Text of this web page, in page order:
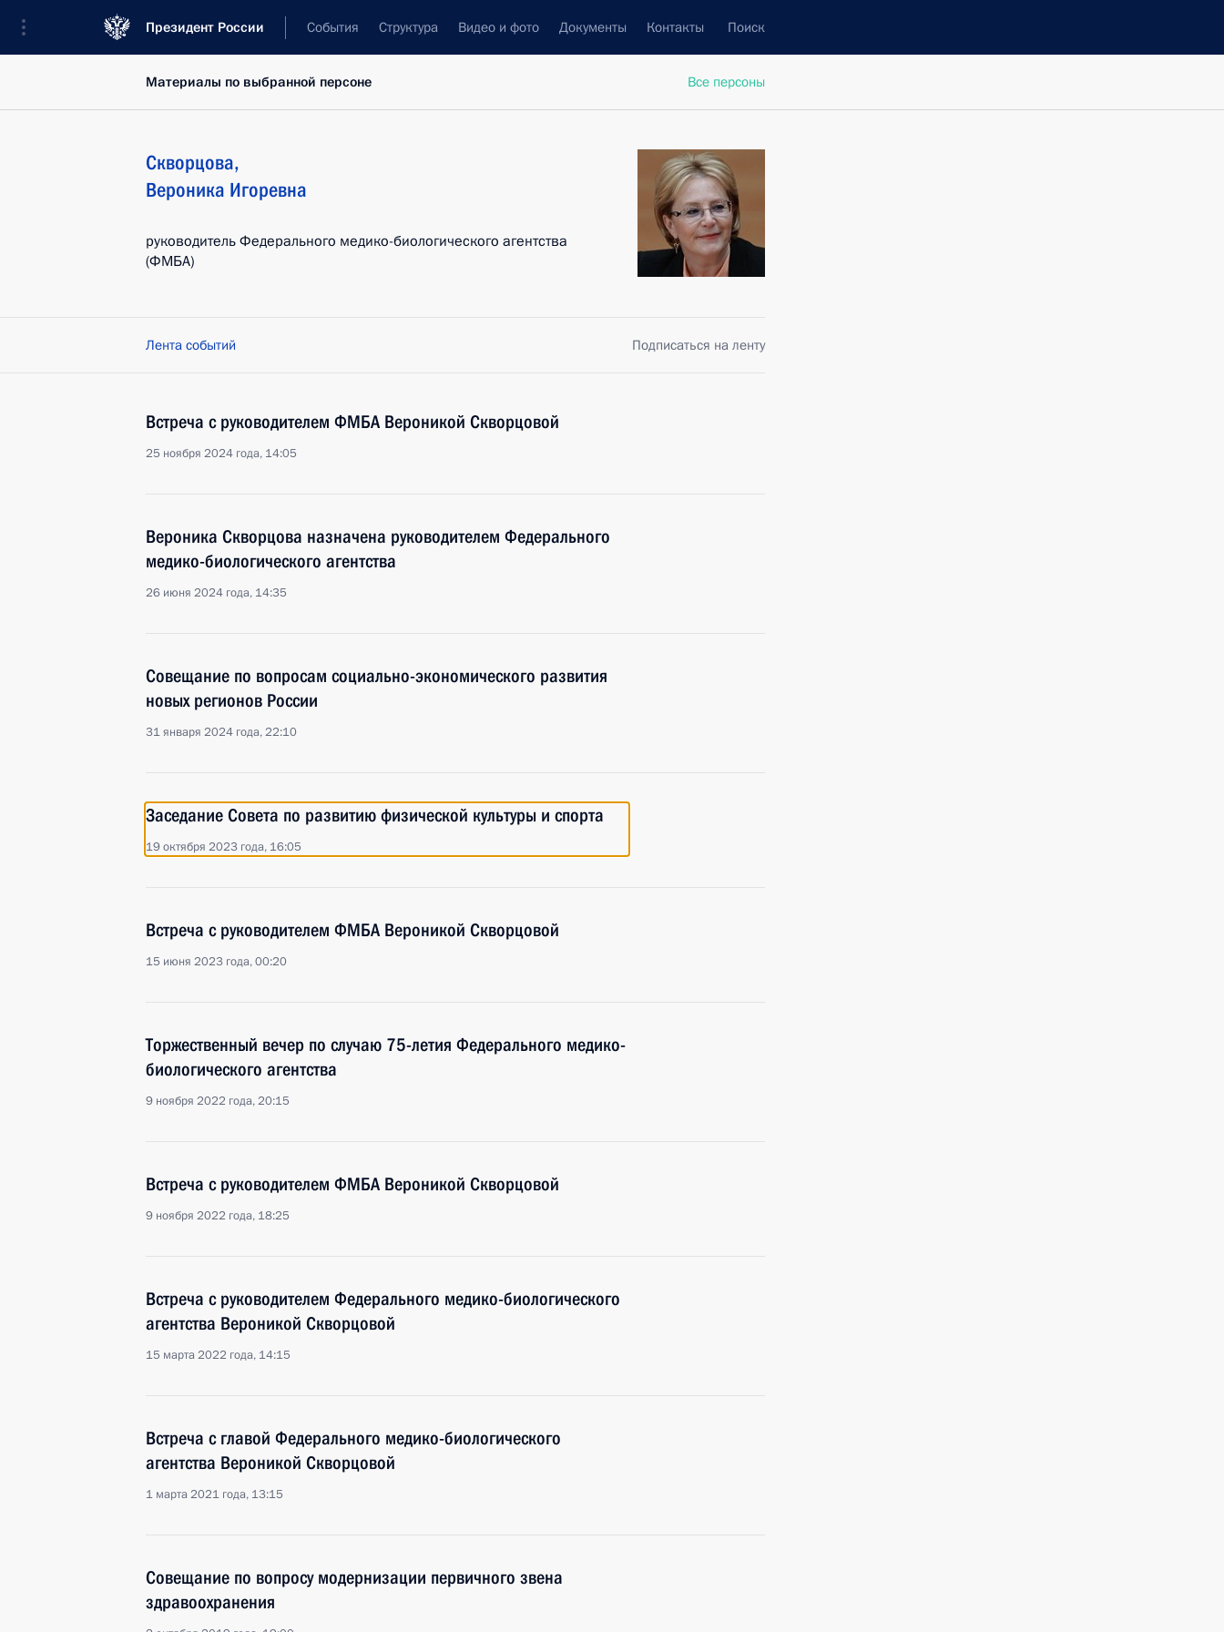
Президент России События Структура Видео и фото Документы Контакты Поиск
Все персоны
Материалы по выбранной персоне
Скворцова,
Вероника Игоревна
руководитель Федерального медико-биологического агентства
(ФМБА)
Лента событий Подписаться на ленту
Встреча с руководителем ФМБА Вероникой Скворцовой
25 ноября 2024 года, 14:05
Вероника Скворцова назначена руководителем Федерального
медико-биологического агентства
26 июня 2024 года, 14:35
Совещание по вопросам социально-экономического развития
новых регионов России
31 января 2024 года, 22:10
Заседание Совета по развитию физической культуры и спорта
19 октября 2023 года, 16:05
Встреча с руководителем ФМБА Вероникой Скворцовой
15 июня 2023 года, 00:20
Торжественный вечер по случаю 75-летия Федерального медико-
биологического агентства
9 ноября 2022 года, 20:15
Встреча с руководителем ФМБА Вероникой Скворцовой
9 ноября 2022 года, 18:25
Встреча с руководителем Федерального медико-биологического
агентства Вероникой Скворцовой
15 марта 2022 года, 14:15
Встреча с главой Федерального медико-биологического
агентства Вероникой Скворцовой
1 марта 2021 года, 13:15
Совещание по вопросу модернизации первичного звена
здравоохранения